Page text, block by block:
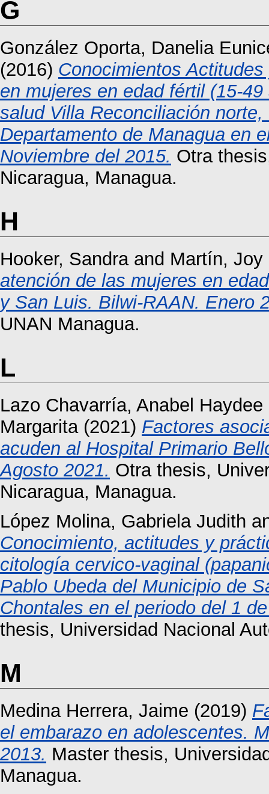
G
González Oporta, Danelia
(2016) Conocimientos
en mujeres en edad fértil (15-
salud Villa Reconciliación
Departamento de Managua en
Noviembre del 2015. Otra
Nicaragua, Managua.
H
Hooker, Sandraand Martín, Joy
atención de las mujeres en
y San Luis. Bilwi-RAAN. Enero
UNAN Managua.
L
Lazo Chavarría, Anabel Haydee
Margarita(2021) Factores
acuden al Hospital Primario
Agosto 2021. Otra thesis,
Nicaragua, Managua.
López Molina, Gabriela Judith
Conocimiento, actitudes y
citología cervico-vaginal
Pablo Ubeda del Municipio de
Chontales en el periodo del 1
thesis, Universidad Nacional
M
Medina Herrera, Jaime (2019)
el embarazo en adolescentes.
2013. Master thesis,
Managua.